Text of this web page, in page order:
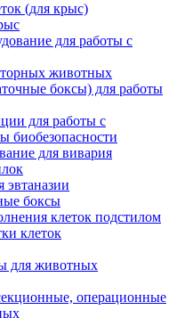
(для крыс)
для работы с
животных
боксы) для работы
для работы с
биобезопасности
для вивария
эвтаназии
боксы
клеток подстилом
клеток
для животных
операционные